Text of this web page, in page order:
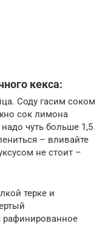
кекса:
Соду гасим соком
сок лимона
чуть больше 1,5
– вливайте
не стоит –
терке и
рафинированное